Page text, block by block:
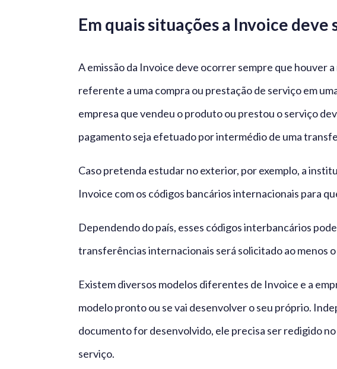
Em quais situações a Invoice deve
A emissão da Invoice deve ocorrer sempre que houver
referente a uma compra ou prestação de serviço em
empresa que vendeu o produto ou prestou o serviço
pagamento seja efetuado por intermédio de uma
Caso pretenda estudar no exterior, por exemplo, a
Invoice com os códigos bancários internacionais para
Dependendo do país, esses códigos interbancários
transferências internacionais será solicitado ao menos o
Existem diversos modelos diferentes de Invoice e a
modelo pronto ou se vai desenvolver o seu próprio.
documento for desenvolvido, ele precisa ser redigido
serviço.